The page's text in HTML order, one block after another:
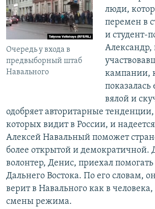
Очередь у входа в
предвыборный штаб
Навального
люди,
перемен в
и студент-
Александр,
кампании,
показалась
вялой и
одобряет авторитарные
которых видит в России, и
Алексей Навальный поможет
более открытой и демократичной.
волонтер, Денис, приехал
Дальнего Востока. По его словам,
верит в Навального как в человека,
смены режима.